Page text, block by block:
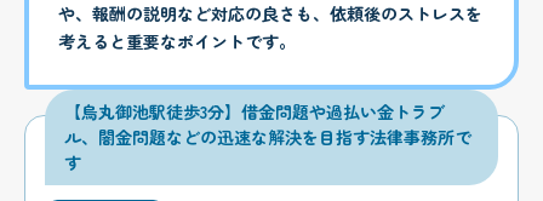
や、報酬の説明など対応の良さも、依頼後のストレスを
考えると重要なポイントです。
【烏丸御池駅徒歩3分】借金問題や過払い金トラブ
ル、闇金問題などの迅速な解決を目指す法律事務所で
す